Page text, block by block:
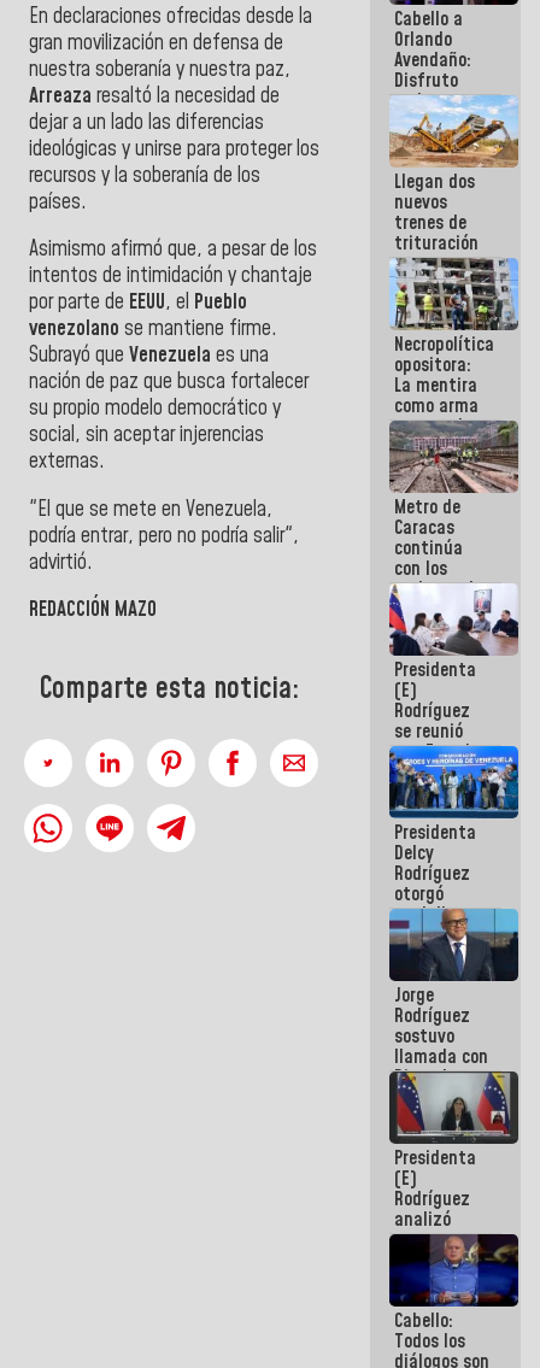
En declaraciones ofrecidas desde la
gran movilización en defensa de
nuestra soberanía y nuestra paz,
Arreaza resaltó la necesidad de
dejar a un lado las diferencias
ideológicas y unirse para proteger los
recursos y la soberanía de los
países.
Asimismo afirmó que, a pesar de los
intentos de intimidación y chantaje
por parte de EEUU, el Pueblo
venezolano se mantiene firme.
Subrayó que Venezuela es una
nación de paz que busca fortalecer
su propio modelo democrático y
social, sin aceptar injerencias
externas.
"El que se mete en Venezuela,
podría entrar, pero no podría salir",
advirtió.
REDACCIÓN MAZO
Comparte esta noticia:
Cabello a
Orlando
Avendaño:
Disfruto
cada vez
que escribes
porque lo
que haces
es
embarrarla
Llegan dos
nuevos
trenes de
trituración
para
optimizar
manejo de
escombros
en La Guaira
Necropolítica
opositora:
La mentira
como arma
contra el
Pueblo
Metro de
Caracas
continúa
con los
trabajos de
mantenimiento
e inspección
en la Línea 2
Presidenta
(E)
Rodríguez
se reunió
con Estado
Mayor
Eléctrico
para
abordar
planes de
acción
Presidenta
Delcy
Rodríguez
otorgó
medalla
"Héroe de
Venezuela"
a servidores
públicos
Jorge
Rodríguez
sostuvo
llamada con
Dinorah
Figuera y
acuerdan
primer
encuentro
presencial
para el
diálogo
Presidenta
(E)
Rodríguez
analizó
junto a
gobernadores
planes de
recuperación
del Sistema
Eléctrico
Cabello:
Todos los
diálogos son